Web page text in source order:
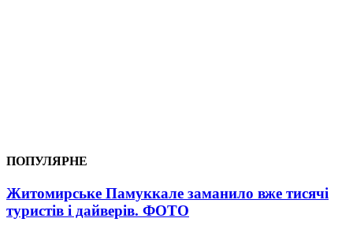
ПОПУЛЯРНЕ
Житомирське Памуккале заманило вже тисячі
туристів і дайверів. ФОТО